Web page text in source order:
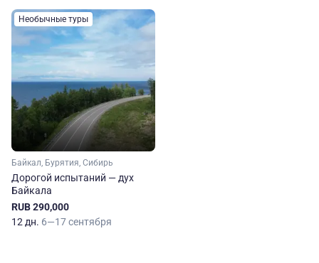
Необычные туры
Байкал, Бурятия, Сибирь
Дорогой испытаний — дух
Байкала
RUB 290,000
12 дн. 6—17 сентября